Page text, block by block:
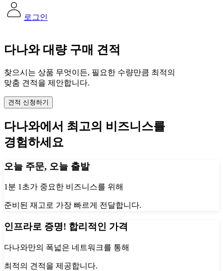
로그인
다나와 대량 구매 견적
찾으시는 상품 무엇이든, 필요한 수량만큼 최적의
맞춤 견적을 제안합니다.
견적 신청하기
다나와에서 최고의 비즈니스를
경험하세요
오늘 주문, 오늘 출발
1분 1초가 중요한 비즈니스를 위해
준비된 재고로 가장 빠르게 전달합니다.
인프라로 증명! 합리적인 가격
다나와만의 폭넓은 네트워크를 통해
최적의 견적을 제공합니다.